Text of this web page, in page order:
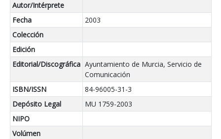
Autor/Intérprete
Fecha
2003
Colección
Edición
Editorial/Discográfica Ayuntamiento de Murcia, Servicio de
Comunicación
ISBN/ISSN
84-96005-31-3
Depósito Legal
MU 1759-2003
NIPO
Volúmen